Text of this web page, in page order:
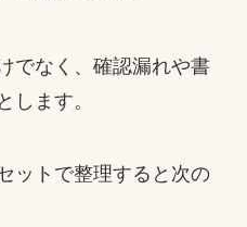
でなく、確認漏れや書
します。
ットで整理すると次の